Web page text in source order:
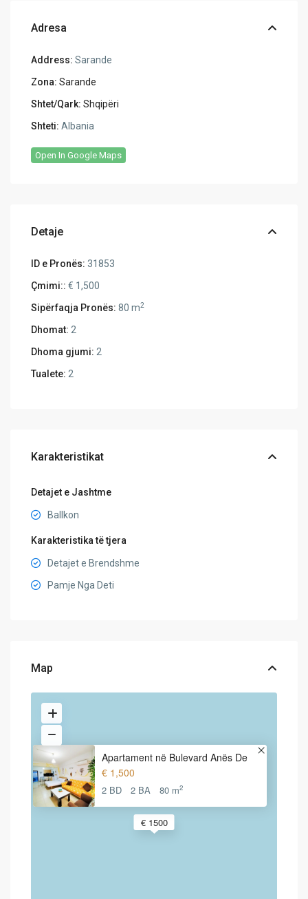
Adresa
Address: Sarande
Zona: Sarande
Shtet/Qark: Shqipëri
Shteti: Albania
Open In Google Maps
Detaje
ID e Pronës: 31853
Çmimi:: € 1,500
Sipërfaqja Pronës: 80 m2
Dhomat: 2
Dhoma gjumi: 2
Tualete: 2
Karakteristikat
Detajet e Jashtme
Ballkon
Karakteristika të tjera
Detajet e Brendshme
Pamje Nga Deti
Map
€ 1500
Apartament në Bulevard Anës De
€ 1,500
2 BD 2 BA 80 m2